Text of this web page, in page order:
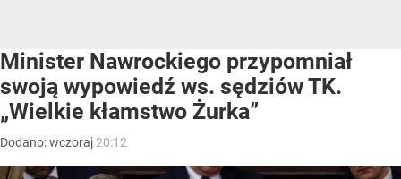
Minister Nawrockiego przypomniał
swoją wypowiedź ws. sędziów TK.
„Wielkie kłamstwo Żurka”
Dodano:wczoraj 20:12